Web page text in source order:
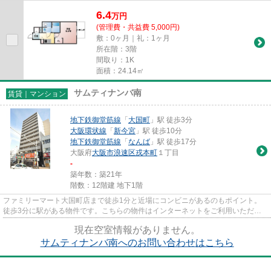
6.4万円
(管理費・共益費 5,000円)
敷：0ヶ月｜礼：1ヶ月
所在階：3階
間取り：1K
面積：24.14㎡
賃貸｜マンション サムティナンバ南
地下鉄御堂筋線 「 大国町 」駅 徒歩3分
大阪環状線 「 新今宮 」駅 徒歩10分
地下鉄御堂筋線 「 なんば 」駅 徒歩17分
大阪府大阪市浪速区戎本町 １丁目
-
築年数：築21年
階数：12階建 地下1階
ファミリーマート大国町店まで徒歩1分と近場にコンビニがあるのもポイント。
徒歩3分に駅がある物件です。こちらの物件はインターネットをご利用いただけ
現在空室情報がありません。
サムティナンバ南へのお問い合わせはこちら